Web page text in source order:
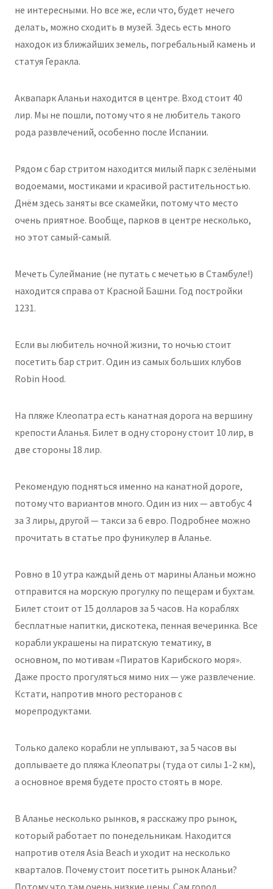
не интересными. Но все же, если что, будет нечего
делать, можно сходить в музей. Здесь есть много
находок из ближайших земель, погребальный камень и
статуя Геракла.
Аквапарк Аланьи находится в центре. Вход стоит 40
лир. Мы не пошли, потому что я не любитель такого
рода развлечений, особенно после Испании.
Рядом с бар стритом находится милый парк с зелёными
водоемами, мостиками и красивой растительностью.
Днём здесь заняты все скамейки, потому что место
очень приятное. Вообще, парков в центре несколько,
но этот самый-самый.
Мечеть Сулеймание (не путать с мечетью в Стамбуле!)
находится справа от Красной Башни. Год постройки
1231.
Если вы любитель ночной жизни, то ночью стоит
посетить бар стрит. Один из самых больших клубов
Robin Hood.
На пляже Клеопатра есть канатная дорога на вершину
крепости Аланья. Билет в одну сторону стоит 10 лир, в
две стороны 18 лир.
Рекомендую подняться именно на канатной дороге,
потому что вариантов много. Один из них — автобус 4
за 3 лиры, другой — такси за 6 евро. Подробнее можно
прочитать в статье про фуникулер в Аланье.
Ровно в 10 утра каждый день от марины Аланьи можно
отправится на морскую прогулку по пещерам и бухтам.
Билет стоит от 15 долларов за 5 часов. На кораблях
бесплатные напитки, дискотека, пенная вечеринка. Все
корабли украшены на пиратскую тематику, в
основном, по мотивам «Пиратов Карибского моря».
Даже просто прогуляться мимо них — уже развлечение.
Кстати, напротив много ресторанов с
морепродуктами.
Только далеко корабли не уплывают, за 5 часов вы
доплываете до пляжа Клеопатры (туда от силы 1-2 км),
а основное время будете просто стоять в море.
В Аланье несколько рынков, я расскажу про рынок,
который работает по понедельникам. Находится
напротив отеля Asia Beach и уходит на несколько
кварталов. Почему стоит посетить рынок Аланьи?